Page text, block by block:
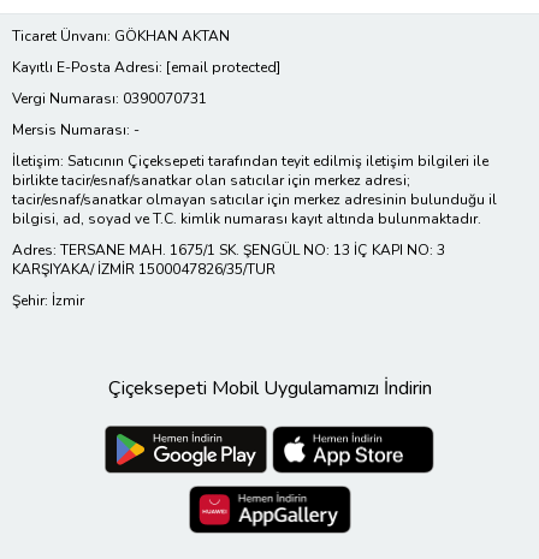
Ticaret Ünvanı: GÖKHAN AKTAN
Kayıtlı E-Posta Adresi: [email protected]
Vergi Numarası: 0390070731
Mersis Numarası: -
İletişim: Satıcının Çiçeksepeti tarafından teyit edilmiş iletişim bilgileri ile
birlikte tacir/esnaf/sanatkar olan satıcılar için merkez adresi;
tacir/esnaf/sanatkar olmayan satıcılar için merkez adresinin bulunduğu il
bilgisi, ad, soyad ve T.C. kimlik numarası kayıt altında bulunmaktadır.
Adres: TERSANE MAH. 1675/1 SK. ŞENGÜL NO: 13 İÇ KAPI NO: 3
KARŞIYAKA/ İZMİR 1500047826/35/TUR
Şehir: İzmir
Çiçeksepeti Mobil Uygulamamızı İndirin